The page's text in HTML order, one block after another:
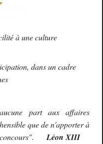
à une culture
dans un cadre
part aux affaires
que de n'apporter à
concours". Léon XIII